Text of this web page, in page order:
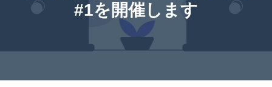
#1を開催します